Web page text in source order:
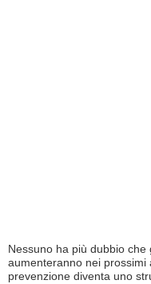
Nessuno ha più dubbio
aumenteranno nei
prevenzione diventa uno